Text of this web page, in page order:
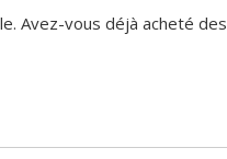
Avez-vous déjà acheté